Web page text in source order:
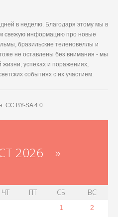
в неделю. Благодаря этому мы в
свежую информацию про новые
бразильские теленовеллы и
не оставлены без внимания - мы
успехах и поражениях,
событиях с их участием.
CC BY-SA 4.0
2026 »
ЧТ ПТ СБ ВС
1 2